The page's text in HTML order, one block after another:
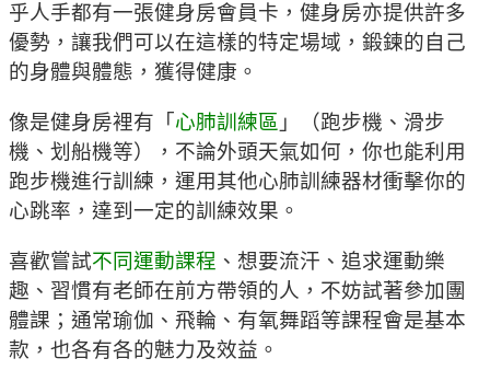
乎人手都有一張健身房會員卡，健身房亦提供許多
優勢，讓我們可以在這樣的特定場域，鍛鍊的自己
的身體與體態，獲得健康。
像是健身房裡有「 心肺訓練區 」（跑步機、滑步
機、划船機等），不論外頭天氣如何，你也能利用
跑步機進行訓練，運用其他心肺訓練器材衝擊你的
心跳率，達到一定的訓練效果。
喜歡嘗試不同運動課程 、想要流汗、追求運動樂
趣、習慣有老師在前方帶領的人，不妨試著參加團
體課；通常瑜伽、飛輪、有氧舞蹈等課程會是基本
款，也各有各的魅力及效益。